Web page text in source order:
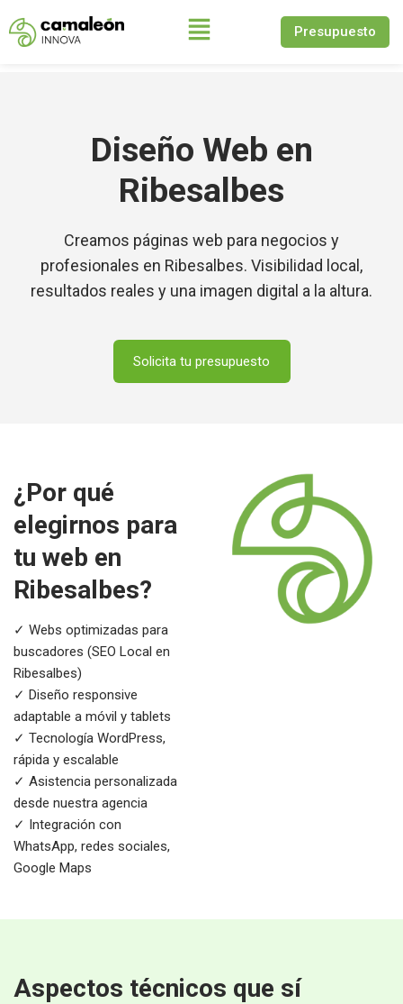
Saltar
Presupuesto
Diseño Web en
Ribesalbes
Creamos páginas web para negocios y
profesionales en Ribesalbes. Visibilidad local,
resultados reales y una imagen digital a la altura.
Solicita tu presupuesto
¿Por qué
elegirnos para
tu web en
Ribesalbes?
✓ Webs optimizadas para
buscadores (SEO Local en
Ribesalbes)
✓ Diseño responsive
adaptable a móvil y tablets
✓ Tecnología WordPress,
rápida y escalable
✓ Asistencia personalizada
desde nuestra agencia
✓ Integración con
WhatsApp, redes sociales,
Google Maps
Aspectos técnicos que sí